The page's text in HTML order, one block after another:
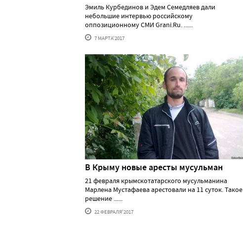
Эмиль Курбединов и Эдем Семедляев дали
небольшие интервью российскому
оппозиционному СМИ Grani.Ru. ......
7 МАРТА'2017
В Крыму новые аресты мусульман
21 февраля крымскотатарского мусульманина
Марлена Мустафаева арестовали на 11 суток. Такое
решение ......
22 ФЕВРАЛЯ'2017